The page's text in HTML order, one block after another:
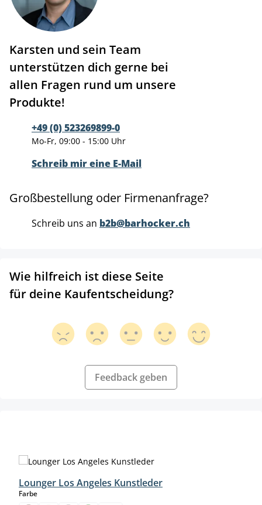
Karsten und sein Team
unterstützen dich gerne bei
allen Fragen rund um unsere
Produkte!
+49 (0) 523269899-0
Mo-Fr, 09:00 - 15:00 Uhr
Schreib mir eine E-Mail
Großbestellung oder Firmenanfrage?
Schreib uns an b2b@barhocker.ch
Wie hilfreich ist diese Seite
für deine Kaufentscheidung?
Feedback geben
Lounger Los Angeles Kunstleder
Farbeauswählen